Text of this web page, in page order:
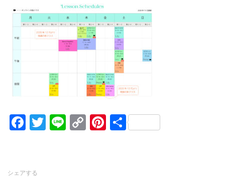
Facebook
Twitter
LineCopyPinterest
共
シェアする